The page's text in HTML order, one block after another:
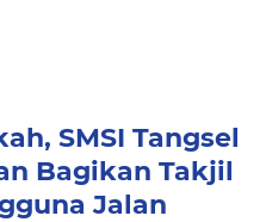
SMSI Tangsel
Bagikan Takjil
Jalan